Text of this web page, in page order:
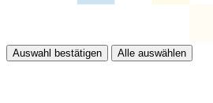
Auswahl bestätigen Alle auswählen